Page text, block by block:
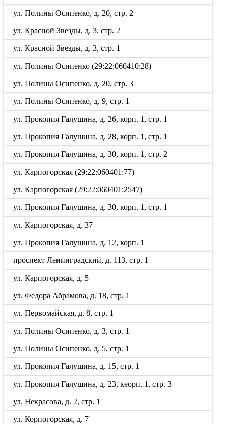
ул. Полины Осипенко, д. 20, стр. 2
ул. Красной Звезды, д. 3, стр. 2
ул. Красной Звезды, д. 3, стр. 1
ул. Полины Осипенко (29:22:060410:28)
ул. Полины Осипенко, д. 20, стр. 3
ул. Полины Осипенко, д. 9, стр. 1
ул. Прокопия Галушина, д. 26, корп. 1, стр. 1
ул. Прокопия Галушина, д. 28, корп. 1, стр. 1
ул. Прокопия Галушина, д. 30, корп. 1, стр. 2
ул. Карпогорская (29:22:060401:77)
ул. Карпогорская (29:22:060401:2547)
ул. Прокопия Галушина, д. 30, корп. 1, стр. 1
ул. Карпогорская, д. 37
ул. Прокопия Галушина, д. 12, корп. 1
проспект Ленинградский, д. 113, стр. 1
ул. Карпогорская, д. 5
ул. Федора Абрамова, д. 18, стр. 1
ул. Первомайская, д. 8, стр. 1
ул. Полины Осипенко, д. 3, стр. 1
ул. Полины Осипенко, д. 5, стр. 1
ул. Прокопия Галушина, д. 15, стр. 1
ул. Прокопия Галушина, д. 23, кеорп. 1, стр. 3
ул. Некрасова, д. 2, стр. 1
ул. Корпогорская, д. 7